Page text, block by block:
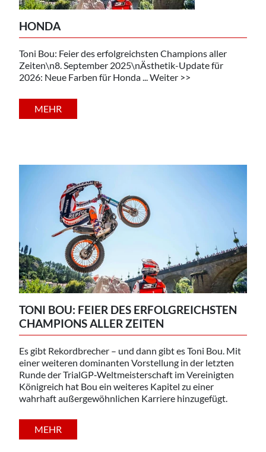
HONDA
Toni Bou: Feier des erfolgreichsten Champions aller
Zeiten\n8. September 2025\nÄsthetik-Update für
2026: Neue Farben für Honda ... Weiter >>
MEHR
TONI BOU: FEIER DES ERFOLGREICHSTEN
CHAMPIONS ALLER ZEITEN
Es gibt Rekordbrecher – und dann gibt es Toni Bou. Mit
einer weiteren dominanten Vorstellung in der letzten
Runde der TrialGP‑Weltmeisterschaft im Vereinigten
Königreich hat Bou ein weiteres Kapitel zu einer
wahrhaft außergewöhnlichen Karriere hinzugefügt.
MEHR